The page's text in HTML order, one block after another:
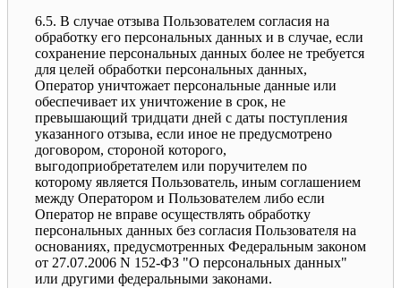
6.5. В случае отзыва Пользователем согласия на
обработку его персональных данных и в случае, если
сохранение персональных данных более не требуется
для целей обработки персональных данных,
Оператор уничтожает персональные данные или
обеспечивает их уничтожение в срок, не
превышающий тридцати дней с даты поступления
указанного отзыва, если иное не предусмотрено
договором, стороной которого,
выгодоприобретателем или поручителем по
которому является Пользователь, иным соглашением
между Оператором и Пользователем либо если
Оператор не вправе осуществлять обработку
персональных данных без согласия Пользователя на
основаниях, предусмотренных Федеральным законом
от 27.07.2006 N 152-ФЗ "О персональных данных"
или другими федеральными законами.